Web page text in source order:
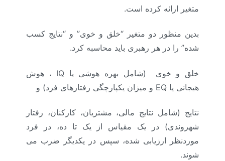
متغیر ارائه کرده است.
بدین منظور دو متغیر “خلق و خوی” و “نتایج کسب
شده” را در هر رهبری باید محاسبه کرد.
خلق و خوی (شامل بهره هوشی یا IQ ، هوش
هیجانی یا EQ و میزان یکپارچگی رفتارهای فرد) و
نتایج (شامل نتایج مالی، مشتریان، کارکنان، رفتار
شهروندی) در یک مقیاس از یک تا ده، در فرد
موردنظر ارزیابی شده، سپس در یکدیگر ضرب می
شوند.